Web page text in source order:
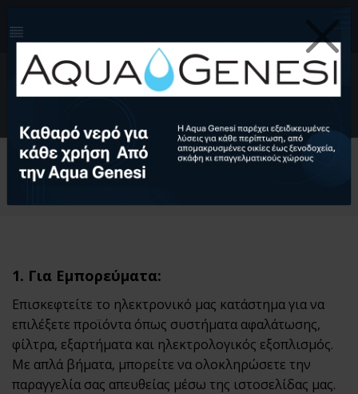
Ελληνικά (EL)
English (EN)
Αρχική
Τρόποι παραγγελίας
1. Για Εμπορεύματα:
Επισκεφτείτε το ηλεκτρονικό μας κατάστημα για να
επιλέξετε προϊόντα όπως συστήματα αφαλάτωσης,
φίλτρα, εξαρτήματα και ηλεκτρολογικός εξοπλισμός.
Με απλά βήματα, μπορείτε να ολοκληρώσετε την
παραγγελία σας απευθείας μέσω της ιστοσελίδας μας.